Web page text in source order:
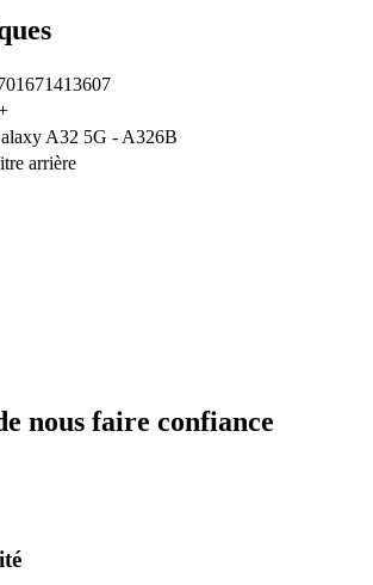
A32 5G - A326B
arrière
nous faire confiance